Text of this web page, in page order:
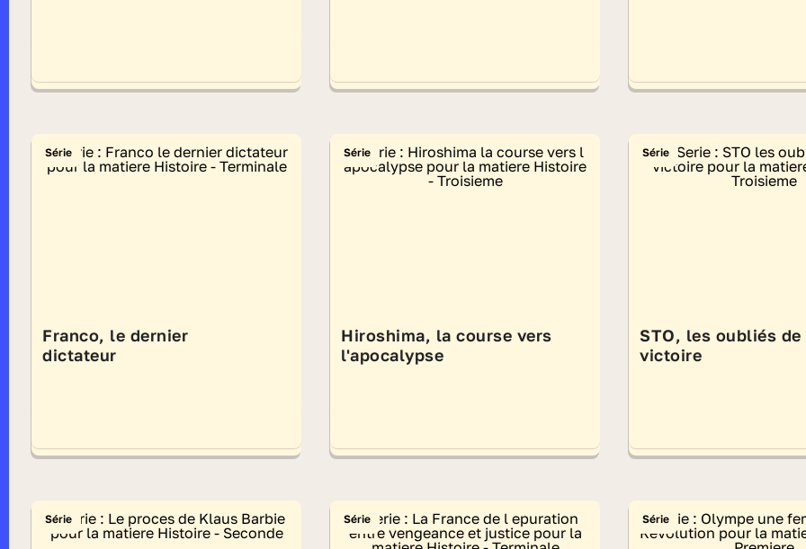
Série
Franco, le dernier
dictateur
Série
Hiroshima, la course vers
l'apocalypse
Série
STO, les oubliés de
victoire
Série Série Série